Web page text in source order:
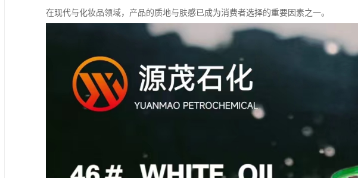
在现代与化妆品领域，产品的质地与肤感已成为消费者选择的重要因素之一。